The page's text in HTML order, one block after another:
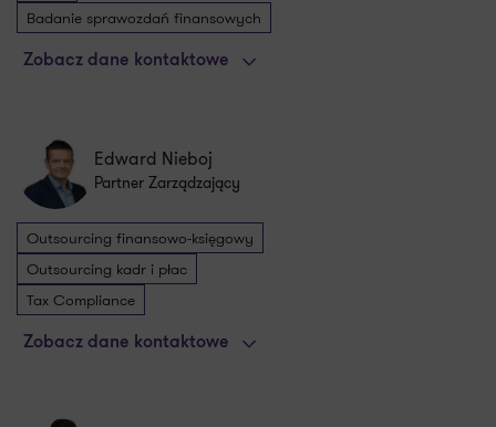
Badanie sprawozdań finansowych
Zobacz dane kontaktowe
Edward Nieboj
Partner Zarządzający
Outsourcing finansowo-księgowy
Outsourcing kadr i płac
Tax Compliance
Zobacz dane kontaktowe